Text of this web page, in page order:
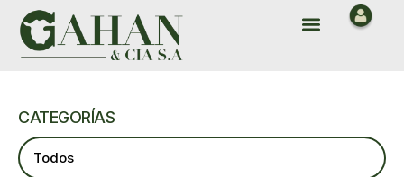
contenido
Menu
CATEGORÍAS
Todos